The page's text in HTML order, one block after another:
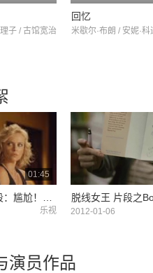
子 / 古馆宽治
回忆
01:45
乐视
脱线女王 片段之
2012-01-06
演员作品